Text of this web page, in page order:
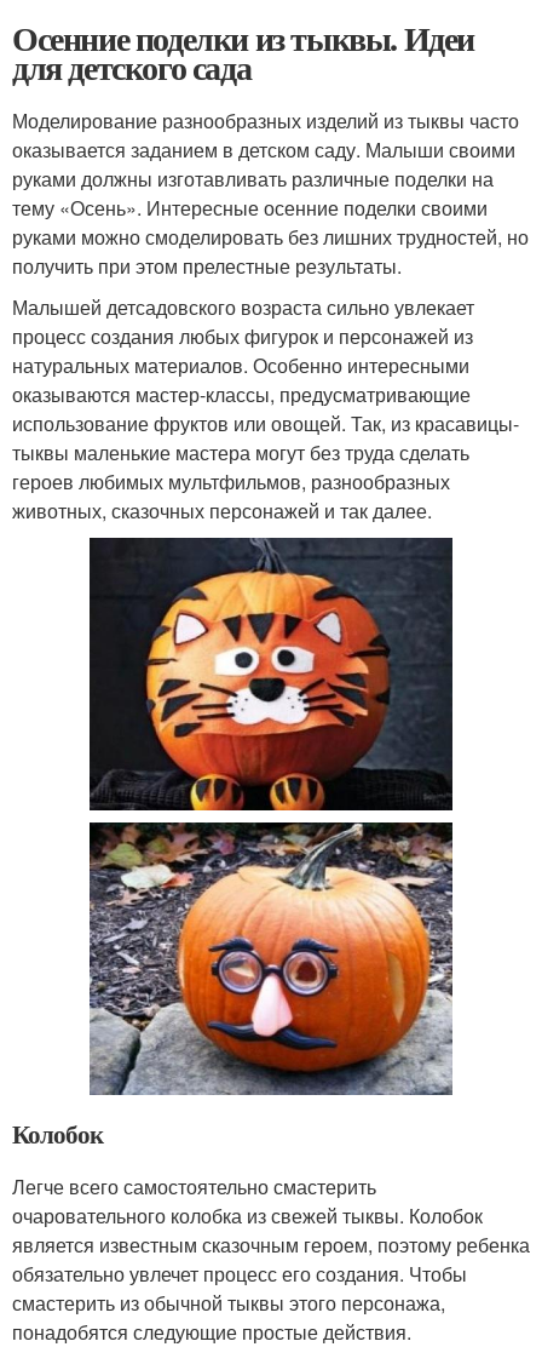
Осенние поделки из тыквы. Идеи
для детского сада
Моделирование разнообразных изделий из тыквы часто
оказывается заданием в детском саду. Малыши своими
руками должны изготавливать различные поделки на
тему «Осень». Интересные осенние поделки своими
руками можно смоделировать без лишних трудностей, но
получить при этом прелестные результаты.
Малышей детсадовского возраста сильно увлекает
процесс создания любых фигурок и персонажей из
натуральных материалов. Особенно интересными
оказываются мастер-классы, предусматривающие
использование фруктов или овощей. Так, из красавицы-
тыквы маленькие мастера могут без труда сделать
героев любимых мультфильмов, разнообразных
животных, сказочных персонажей и так далее.
Колобок
Легче всего самостоятельно смастерить
очаровательного колобка из свежей тыквы. Колобок
является известным сказочным героем, поэтому ребенка
обязательно увлечет процесс его создания. Чтобы
смастерить из обычной тыквы этого персонажа,
понадобятся следующие простые действия.